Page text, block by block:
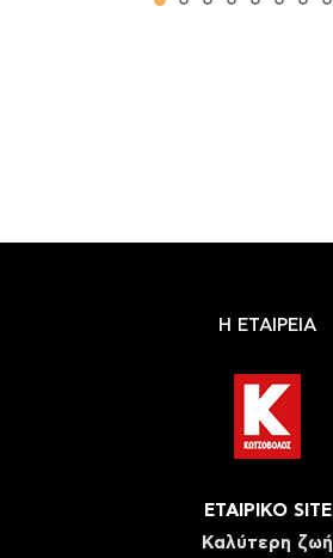
Η ΕΤΑΙΡΕΙΑ
ΕΤΑΙΡΙΚΟ SITE
Καλύτερη ζωή